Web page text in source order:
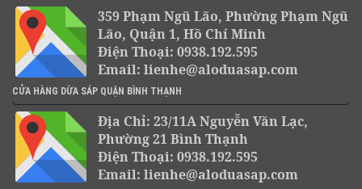
359 Phạm Ngũ Lão, Phường Phạm Ngũ
Lão, Quận 1, Hồ Chí Minh
Điện Thoại: 0938.192.595
Email: lienhe@aloduasap.com
CỬA HÀNG DỪA SÁP QUẬN BÌNH THẠNH
Địa Chỉ: 23/11A Nguyễn Văn Lạc,
Phường 21 Bình Thạnh
Điện Thoại: 0938.192.595
Email: lienhe@aloduasap.com